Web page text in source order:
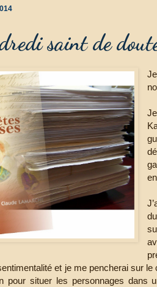
saint de
et je me pencherai sur le
pour situer les personnages dans